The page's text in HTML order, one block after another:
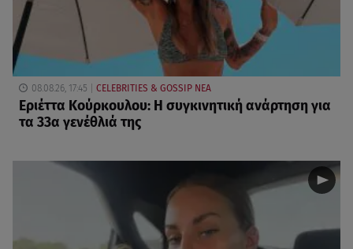
08.08.26, 17:45 CELEBRITIES & GOSSIP ΝΕΑ
Εριέττα Κούρκουλου: Η συγκινητική ανάρτηση για
τα 33α γενέθλιά της